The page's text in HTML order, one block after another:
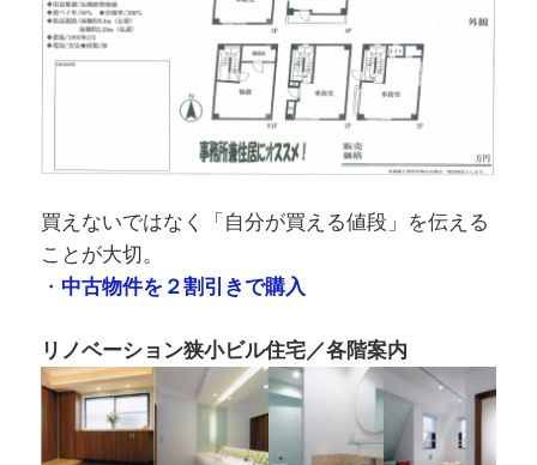
買えないではなく「自分が買える値段」を伝える
ことが大切。
・ 中古物件を２割引きで購入
リノベーション狭小ビル住宅／各階案内